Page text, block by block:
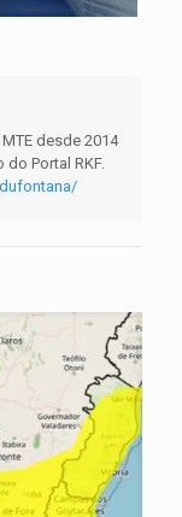
desde 2014
Portal RKF.